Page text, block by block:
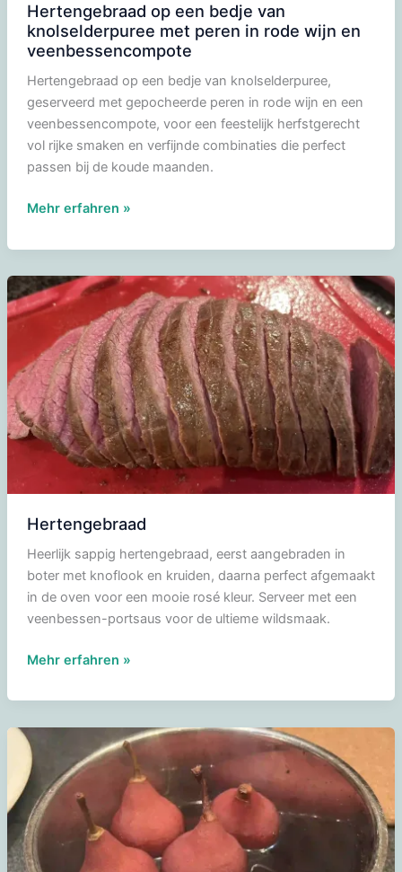
Hertengebraad op een bedje van
knolselderpuree met peren in rode wijn en
veenbessencompote
Hertengebraad op een bedje van knolselderpuree,
geserveerd met gepocheerde peren in rode wijn en een
veenbessencompote, voor een feestelijk herfstgerecht
vol rijke smaken en verfijnde combinaties die perfect
passen bij de koude maanden.
Hertengebraad
een
bedje
van
knolselderpuree
peren
in
rode
wijn
en
veenbessencompote
Mehr erfahren »
Hertengebraad
Heerlijk sappig hertengebraad, eerst aangebraden in
boter met knoflook en kruiden, daarna perfect afgemaakt
in de oven voor een mooie rosé kleur. Serveer met een
veenbessen-portsaus voor de ultieme wildsmaak.
Hertengebraad
Mehr erfahren »